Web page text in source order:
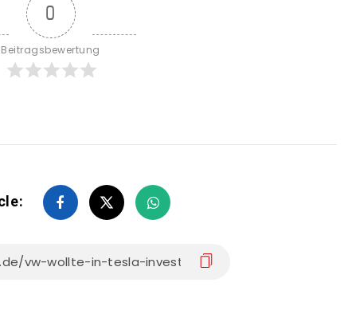
0
Beitragsbewertung